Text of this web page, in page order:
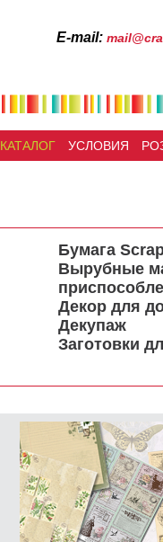
Е-mail:
КАТАЛОГ УСЛОВИЯ
Бумага
Вырубные
Декор для
Декупаж
Заготовки